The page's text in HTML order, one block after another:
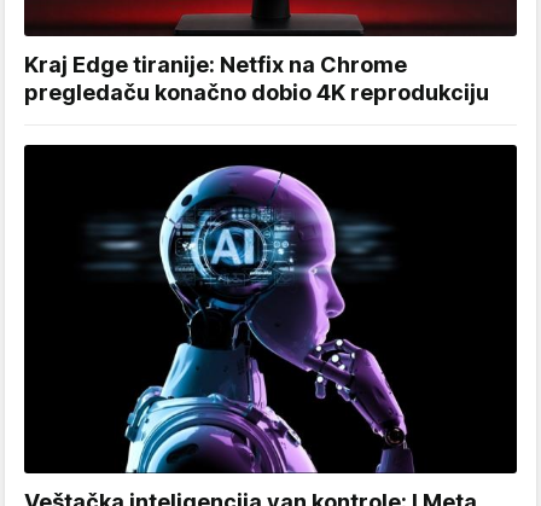
Kraj Edge tiranije: Netfix na Chrome
pregledaču konačno dobio 4K reprodukciju